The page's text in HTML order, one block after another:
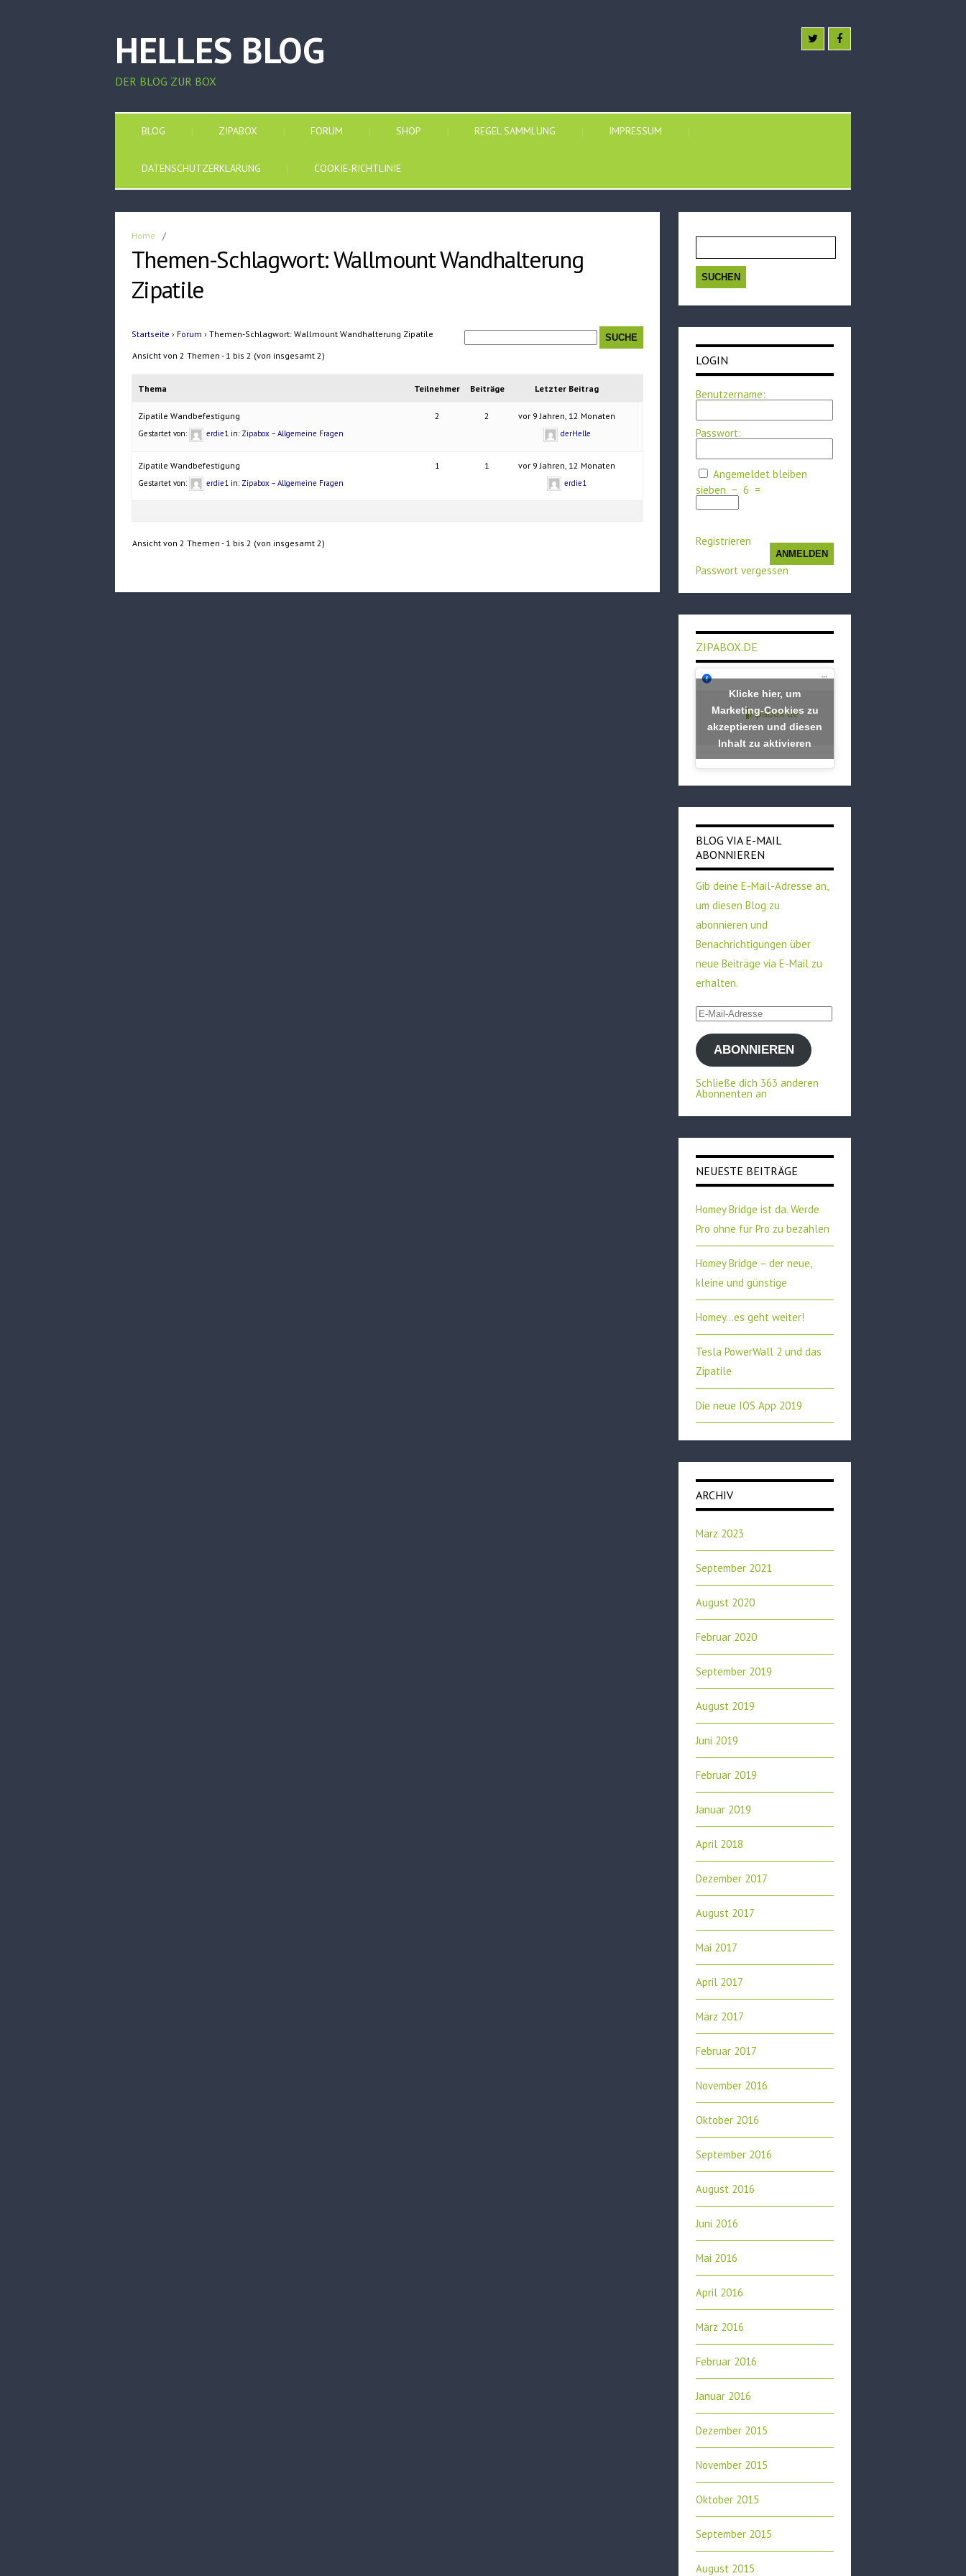
HELLES BLOG
DER BLOG ZUR BOX
BLOG ZIPABOX FORUM SHOP REGEL SAMMLUNG IMPRESSUM
DATENSCHUTZERKLÄRUNG COOKIE-RICHTLINIE
Home /
Themen-Schlagwort: Wallmount Wandhalterung
Zipatile
Startseite › Forum › Themen-Schlagwort: Wallmount Wandhalterung Zipatile
Ansicht von 2 Themen - 1 bis 2 (von insgesamt 2)
Thema Teilnehmer Beiträge Letzter Beitrag
Zipatile Wandbefestigung
Gestartet von: erdie1 in: Zipabox – Allgemeine Fragen
2 2 vor 9 Jahren, 12 Monaten
derHelle
Zipatile Wandbefestigung
Gestartet von: erdie1 in: Zipabox – Allgemeine Fragen
1 1 vor 9 Jahren, 12 Monaten
erdie1
Ansicht von 2 Themen - 1 bis 2 (von insgesamt 2)
nach:
LOGIN
Benutzername:
Passwort:
Angemeldet bleiben
sieben − 6 =
ANMELDEN
Registrieren
Passwort vergessen
ZIPABOX.DE
zipabox.de
Klicke hier, um
Marketing-Cookies zu
akzeptieren und diesen
Inhalt zu aktivieren
BLOG VIA E-MAIL
ABONNIEREN
Gib deine E-Mail-Adresse an,
um diesen Blog zu
abonnieren und
Benachrichtigungen über
neue Beiträge via E-Mail zu
erhalten.
E-
Mail-
AdresseABONNIEREN
Schließe dich 363 anderen
Abonnenten an
NEUESTE BEITRÄGE
Homey Bridge ist da. Werde
Pro ohne für Pro zu bezahlen
Homey Bridge – der neue,
kleine und günstige
Homey…es geht weiter!
Tesla PowerWall 2 und das
Zipatile
Die neue IOS App 2019
ARCHIV
März 2023
September 2021
August 2020
Februar 2020
September 2019
August 2019
Juni 2019
Februar 2019
Januar 2019
April 2018
Dezember 2017
August 2017
Mai 2017
April 2017
März 2017
Februar 2017
November 2016
Oktober 2016
September 2016
August 2016
Juni 2016
Mai 2016
April 2016
März 2016
Februar 2016
Januar 2016
Dezember 2015
November 2015
Oktober 2015
September 2015
August 2015